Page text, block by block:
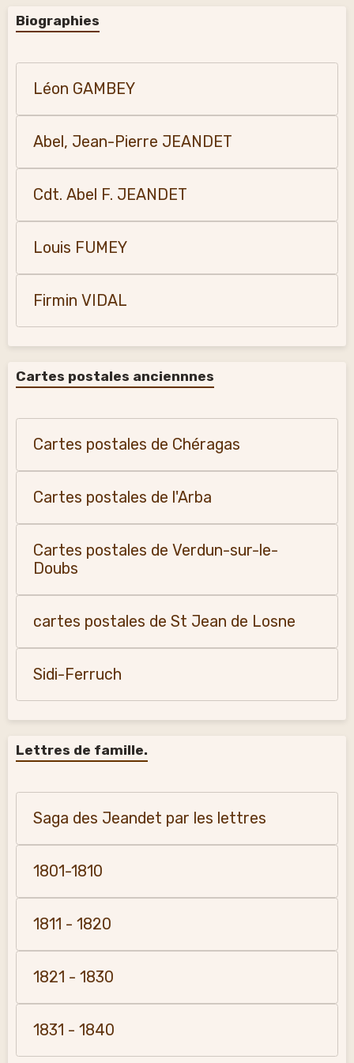
Biographies
Léon GAMBEY
Abel, Jean-Pierre JEANDET
Cdt. Abel F. JEANDET
Louis FUMEY
Firmin VIDAL
Cartes postales anciennnes
Cartes postales de Chéragas
Cartes postales de l'Arba
Cartes postales de Verdun-sur-le-
Doubs
cartes postales de St Jean de Losne
Sidi-Ferruch
Lettres de famille.
Saga des Jeandet par les lettres
1801-1810
1811 - 1820
1821 - 1830
1831 - 1840